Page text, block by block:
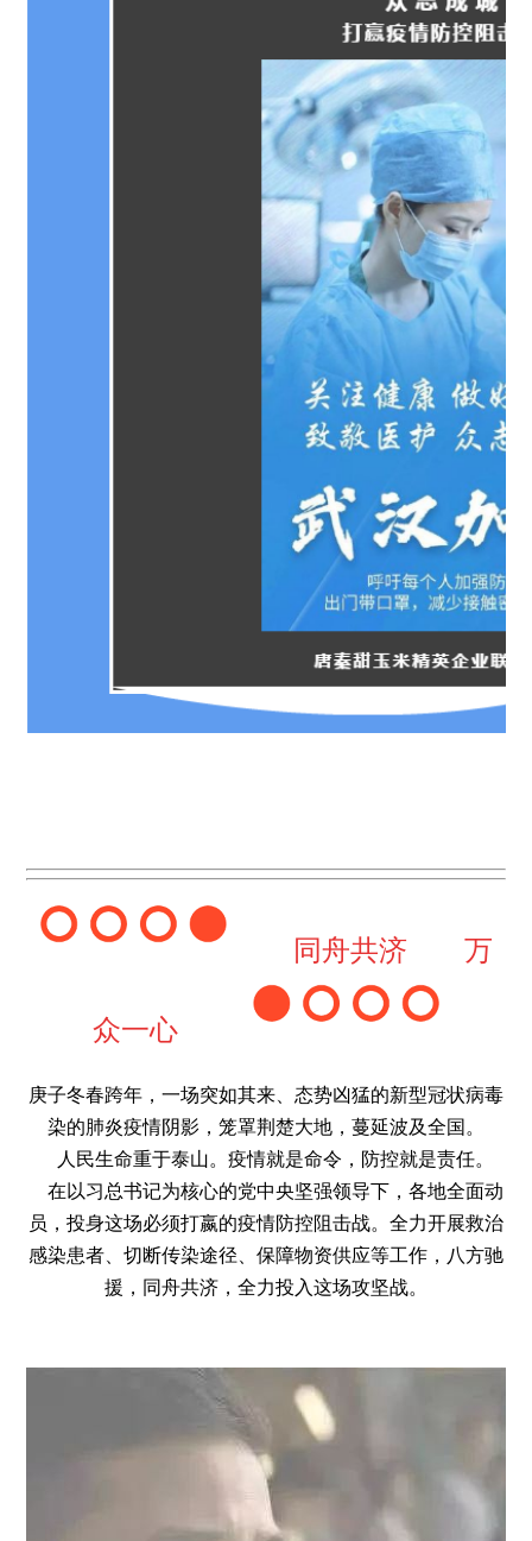
同舟共济 万
众一心
庚子冬春跨年，一场突如其来、态势凶猛的新型冠状病毒
染的肺炎疫情阴影，笼罩荆楚大地，蔓延波及全国。
人民生命重于泰山。疫情就是命令，防控就是责任。
在以习总书记为核心的党中央坚强领导下，各地全面动
员，投身这场必须打嬴的疫情防控阻击战。全力开展救治
感染患者、切断传染途径、保障物资供应等工作，八方驰
援，同舟共济，全力投入这场攻坚战。